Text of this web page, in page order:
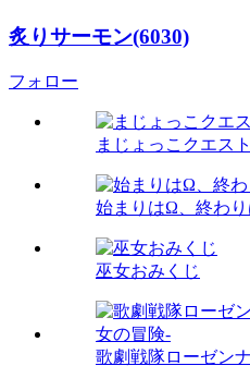
炙りサーモン(6030)
フォロー
まじょっこクエス
始まりはΩ、終わり
巫女おみくじ
歌劇戦隊ローゼン